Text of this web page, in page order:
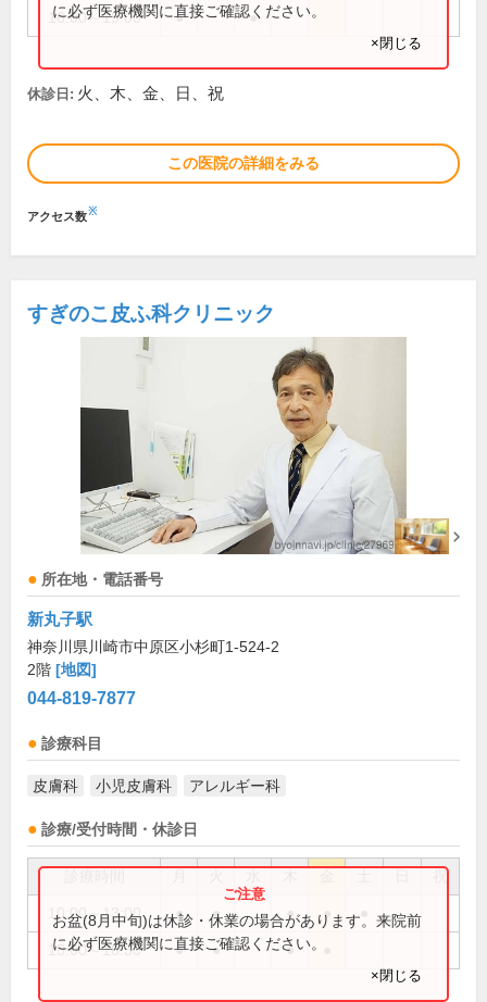
16:00～19:00 ● ●
に必ず医療機関に直接ご確認ください。
×閉じる
休診日: 火、木、金、日、祝
この医院の詳細をみる
アクセス数※
すぎのこ皮ふ科クリニック
所在地・電話番号
新丸子駅
神奈川県川崎市中原区小杉町1-524-2
2階 [地図]
044-819-7877
診療科目
皮膚科 小児皮膚科 アレルギー科
診療/受付時間・休診日
祝
10:00～13:00 ● ● ● ●
15:00～18:30 ● ● ●
お盆(8月中旬)は休診・休業の場合があります。来院前
に必ず医療機関に直接ご確認ください。
×閉じる